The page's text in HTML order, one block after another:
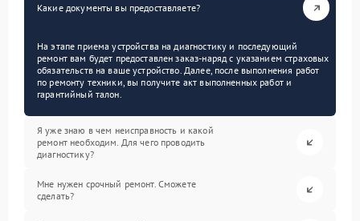
Какие документы вы предоставляете?
На этапе приема устройства на диагностику и последующий
ремонт вам будет предоставлен заказ-наряд с указанием страховых
обязательств на ваше устройство. Далее, после выполнения работ
по ремонту техники, вы получите акт выполненных работ и
гарантийный талон.
Я уже знаю в чем неисправность и какой
ремонт необходим. Для чего проводить
диагностику?
Мне нужен срочный ремонт. Сможете
сделать?